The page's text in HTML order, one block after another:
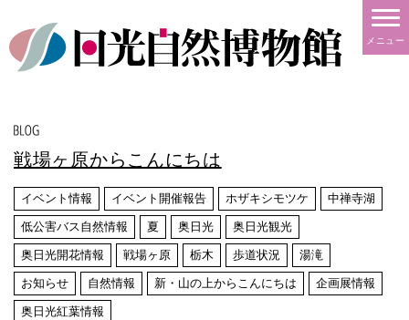
メニュー
戦場ヶ原からこんにちは
イベント情報 イベント開催報告 ホザキシモツケ 中禅寺湖
低公害バス自然情報 夏 奥日光 奥日光観光
奥日光開花情報 戦場ヶ原 栃木 歩道状況 湯滝
お知らせ 自然情報 新・山の上からこんにちは 企画展情報
奥日光紅葉情報